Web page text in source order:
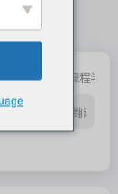
产业融合 课程学习
AI写作 AI翻译